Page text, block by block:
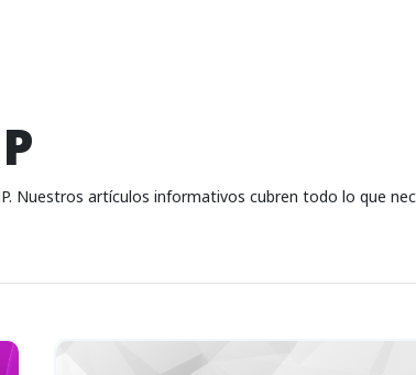
Nuestros artículos informativos cubren todo lo que